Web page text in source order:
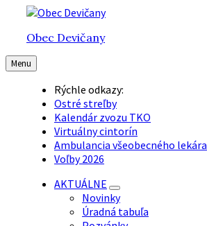
Preskočiť
obsah
Preskočiť
hlavnú
navigáciu
Preskočiť
pätičkuObec Devičany
Menu
Rýchle odkazy:
Ostré streľby
Kalendár zvozu TKO
Virtuálny cintorín
Ambulancia všeobecného lekára
Voľby 2026
AKTUÁLNE
Novinky
Úradná tabuľa